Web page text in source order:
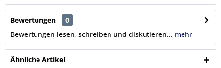
Bewertungen
0
Bewertungen lesen, schreiben und diskutieren... mehr
Ähnliche Artikel